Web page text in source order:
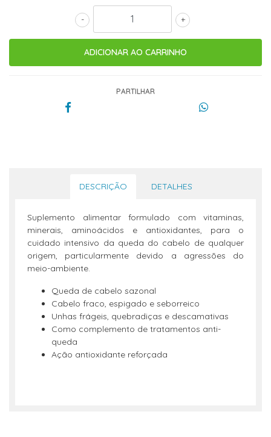
+
-
PARTILHAR
DESCRIÇÃO DETALHES
Suplemento alimentar formulado com vitaminas,
minerais, aminoácidos e antioxidantes, para o
cuidado intensivo da queda do cabelo de qualquer
origem, particularmente devido a agressões do
meio-ambiente.
Queda de cabelo sazonal
Cabelo fraco, espigado e seborreico
Unhas frágeis, quebradiças e descamativas
Como complemento de tratamentos anti-
queda
Ação antioxidante reforçada